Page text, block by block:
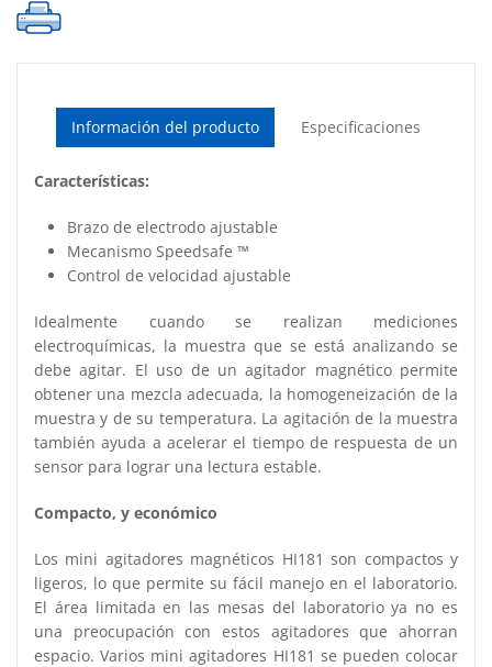
Información del producto Especificaciones
Características:
Brazo de electrodo ajustable
Mecanismo Speedsafe ™
Control de velocidad ajustable
Idealmente cuando se realizan mediciones
electroquímicas, la muestra que se está analizando se
debe agitar. El uso de un agitador magnético permite
obtener una mezcla adecuada, la homogeneización de la
muestra y de su temperatura. La agitación de la muestra
también ayuda a acelerar el tiempo de respuesta de un
sensor para lograr una lectura estable.
Compacto, y económico
Los mini agitadores magnéticos HI181 son compactos y
ligeros, lo que permite su fácil manejo en el laboratorio.
El área limitada en las mesas del laboratorio ya no es
una preocupación con estos agitadores que ahorran
espacio. Varios mini agitadores HI181 se pueden colocar